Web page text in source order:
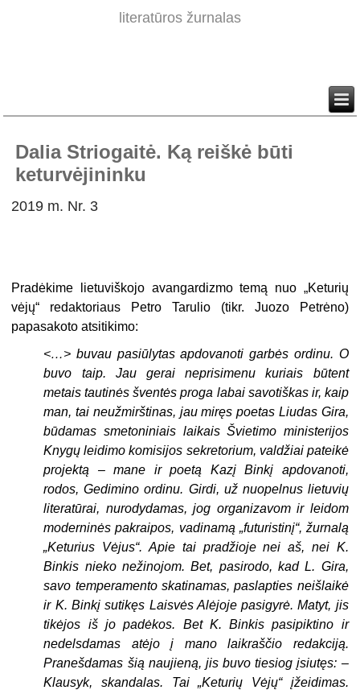
literatūros žurnalas
Dalia Striogaitė. Ką reiškė būti
keturvėjininku
2019 m. Nr. 3
Pradėkime lietuviškojo avangardizmo temą nuo „Keturių
vėjų“ redaktoriaus Petro Tarulio (tikr. Juozo Petrėno)
papasakoto atsitikimo:
<…> buvau pasiūlytas apdovanoti garbės ordinu. O
buvo taip. Jau gerai neprisimenu kuriais būtent
metais tautinės šventės proga labai savotiškas ir, kaip
man, tai neužmirštinas, jau miręs poetas Liudas Gira,
būdamas smetoniniais laikais Švietimo ministerijos
Knygų leidimo komisijos sekretorium, valdžiai pateikė
projektą – mane ir poetą Kazį Binkį apdovanoti,
rodos, Gedimino ordinu. Girdi, už nuopelnus lietuvių
literatūrai, nurodydamas, jog organizavom ir leidom
moderninės pakraipos, vadinamą „futuristinį“, žurnalą
„Keturius Vėjus“. Apie tai pradžioje nei aš, nei K.
Binkis nieko nežinojom. Bet, pasirodo, kad L. Gira,
savo temperamento skatinamas, paslapties neišlaikė
ir K. Binkį sutikęs Laisvės Alėjoje pasigyrė. Matyt, jis
tikėjos iš jo padėkos. Bet K. Binkis pasipiktino ir
nedelsdamas atėjo į mano laikraščio redakciją.
Pranešdamas šią naujieną, jis buvo tiesiog įsiutęs: –
Klausyk, skandalas. Tai „Keturių Vėjų“ įžeidimas.